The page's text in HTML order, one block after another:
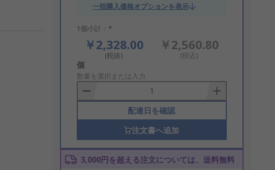
一括購入価格オプションを表示
1個小計：*
￥2,328.00
(税抜)
￥2,560.80
(税込)
Add
to
Basket
個
数量を選択または入力
配達日を確認
注文書へ追加
3,000円を超える注文については、送料無料